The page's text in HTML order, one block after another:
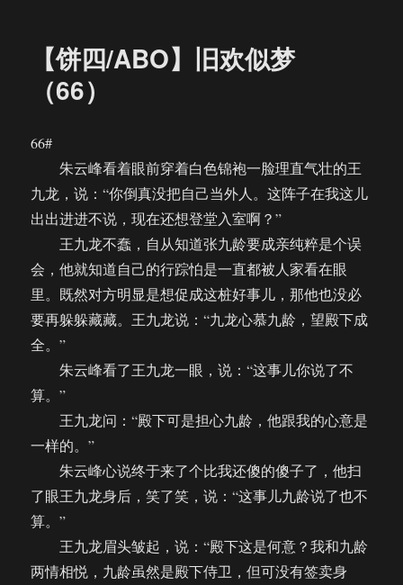
欢
似
【饼四/ABO】旧欢似梦
（66）
66#
朱云峰看着眼前穿着白色锦袍一脸理直气壮的王
九龙，说：“你倒真没把自己当外人。这阵子在我这儿
出出进进不说，现在还想登堂入室啊？”
王九龙不蠢，自从知道张九龄要成亲纯粹是个误
会，他就知道自己的行踪怕是一直都被人家看在眼
里。既然对方明显是想促成这桩好事儿，那他也没必
要再躲躲藏藏。王九龙说：“九龙心慕九龄，望殿下成
全。”
朱云峰看了王九龙一眼，说：“这事儿你说了不
算。”
王九龙问：“殿下可是担心九龄，他跟我的心意是
一样的。”
朱云峰心说终于来了个比我还傻的傻子了，他扫
了眼王九龙身后，笑了笑，说：“这事儿九龄说了也不
算。”
王九龙眉头皱起，说：“殿下这是何意？我和九龄
两情相悦，九龄虽然是殿下侍卫，但可没有签卖身